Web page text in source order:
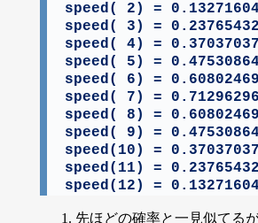
speed( 2) =
speed( 3) =
speed( 4) =
speed( 5) =
speed( 6) =
speed( 7) =
speed( 8) =
speed( 9) =
speed(10) =
speed(11) =
speed(12) =
先ほどの確率と一見似てる